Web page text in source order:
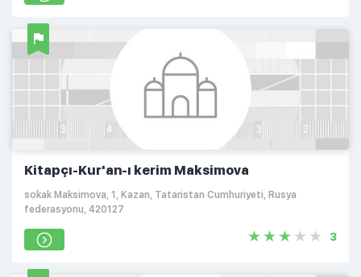
Kitapçı-Kur'an-ı kerim Maksimova
sokak Maksimova, 1, Kazan, Tataristan Cumhuriyeti, Rusya
federasyonu, 420127
3